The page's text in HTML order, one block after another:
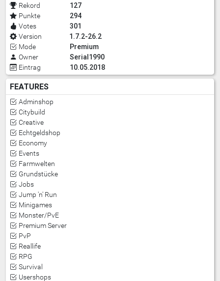
Rekord 127
Punkte 294
Votes 301
Version 1.7.2-26.2
Mode Premium
Owner Serial1990
Eintrag 10.05.2018
FEATURES
Adminshop
Citybuild
Creative
Echtgeldshop
Economy
Events
Farmwelten
Grundstücke
Jobs
Jump 'n' Run
Minigames
Monster/PvE
Premium Server
PvP
Reallife
RPG
Survival
Usershops